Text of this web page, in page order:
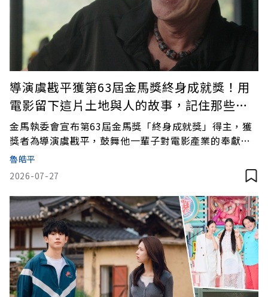
導演虞戡平獲第63屆金馬獎終身成就獎！用
電影留下這片土地與人的故事，記住那些被
忽略的聲音與時代
金馬執委會宣布第63屆金馬獎「終身成就獎」得主，獲
獎者為導演虞戡平，鼓舞他一輩子對電影產業的奉獻與
付出。
魯皓平
2026-07-27